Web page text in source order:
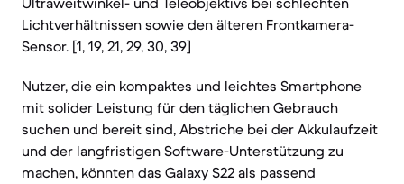
Lichtverhältnissen sowie den älteren Frontkamera-
Sensor. [1, 19, 21, 29, 30, 39]
Nutzer, die ein kompaktes und leichtes Smartphone
mit solider Leistung für den täglichen Gebrauch
suchen und bereit sind, Abstriche bei der Akkulaufzeit
und der langfristigen Software-Unterstützung zu
machen, könnten das Galaxy S22 als passend